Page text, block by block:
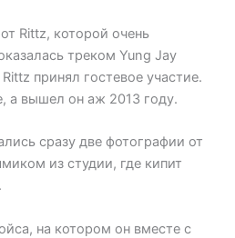
Rittz, которой очень
треком Yung Jay
принял гостевое участие.
а вышел он аж 2013 году.
сразу две фотографии от
из студии, где кипит
на котором он вместе с